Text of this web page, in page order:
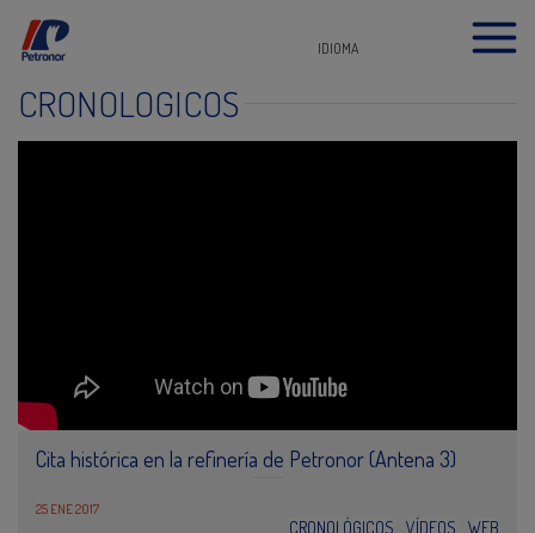
IDIOMA
CRONOLÓGICOS
Cita histórica en la refinería de Petronor (Antena 3)
25 ENE 2017
CRONOLÓGICOS VÍDEOS WEB